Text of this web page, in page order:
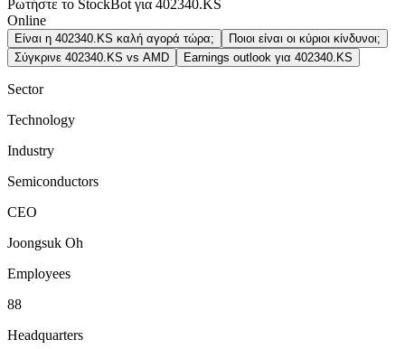
Ρωτήστε το StockBot για 402340.KS
Online
Είναι η 402340.KS καλή αγορά τώρα;
Ποιοι είναι οι κύριοι κίνδυνοι;
Σύγκρινε 402340.KS vs AMD
Earnings outlook για 402340.KS
Sector
Technology
Industry
Semiconductors
CEO
Joongsuk Oh
Employees
88
Headquarters